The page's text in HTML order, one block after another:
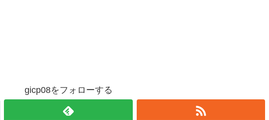
gicp08をフォローする